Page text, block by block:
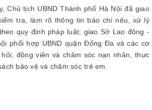
Chủ tịch UBND Thành phố Hà Nội đã giao
tra, làm rõ thông tin báo chí nêu, xử lý
quy định pháp luật; giao Sở Lao động -
phối hợp UBND quận Đống Đa và các cơ
động viên và chăm sóc nạn nhân, thực
bảo vệ và chăm sóc trẻ em.